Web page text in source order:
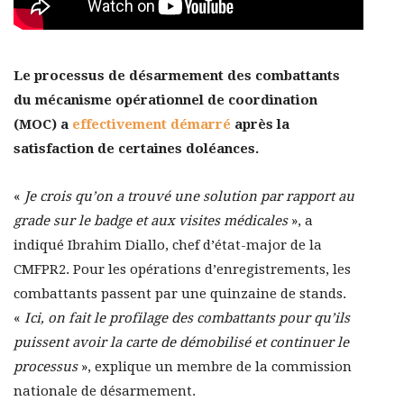
Le processus de désarmement des combattants
du mécanisme opérationnel de coordination
(MOC) a effectivement démarré après la
satisfaction de certaines doléances.
« Je crois qu’on a trouvé une solution par rapport au
grade sur le badge et aux visites médicales», a
indiqué Ibrahim Diallo, chef d’état-major de la
CMFPR2. Pour les opérations d’enregistrements, les
combattants passent par une quinzaine de stands.
« Ici, on fait le profilage des combattants pour qu’ils
puissent avoir la carte de démobilisé et continuer le
processus», explique un membre de la commission
nationale de désarmement.